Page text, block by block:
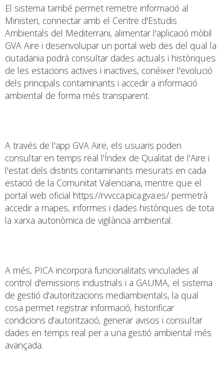
El sistema també permet remetre informació al
Ministeri, connectar amb el Centre d'Estudis
Ambientals del Mediterrani, alimentar l'aplicació mòbil
GVA Aire i desenvolupar un portal web des del qual la
ciutadania podrà consultar dades actuals i històriques
de les estacions actives i inactives, conéixer l'evolució
dels principals contaminants i accedir a informació
ambiental de forma més transparent.
A través de l'app GVA Aire, els usuaris poden
consultar en temps real l'Índex de Qualitat de l'Aire i
l'estat dels distints contaminants mesurats en cada
estació de la Comunitat Valenciana, mentre que el
portal web oficial https://rvvcca.pica.gva.es/ permetrà
accedir a mapes, informes i dades històriques de tota
la xarxa autonòmica de vigilància ambiental.
A més, PICA incorpora funcionalitats vinculades al
control d'emissions industrials i a GAUMA, el sistema
de gestió d'autoritzacions mediambientals, la qual
cosa permet registrar informació, historificar
condicions d'autorització, generar avisos i consultar
dades en temps real per a una gestió ambiental més
avançada.